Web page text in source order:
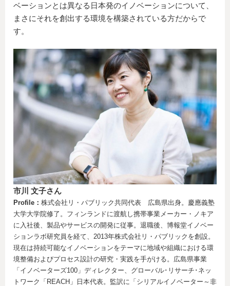
ベーションとは異なる日本発のイノベーションについて、
まさにそれを創出する環境を構築されている方だからで
す。
市川 文子さん
Profile： 株式会社リ・パブリック共同代表 広島県出身。慶應義塾
大学大学院修了。フィンランドに渡航し携帯事業メーカー・ノキア
に入社後、製品やサービスの開発に従事。退職後、博報堂イノベー
ションラボ研究員を経て、2013年株式会社リ・パブリックを創設。
現在は持続可能なイノベーションをテーマに地域や組織における環
境整備およびプロセス設計の研究・実践を手がける。広島県事業
「イノベーターズ100」ディレクター、グローバル･リサーチ･ネッ
トワーク「REACH」日本代表。監訳に「シリアルイノベーター～非